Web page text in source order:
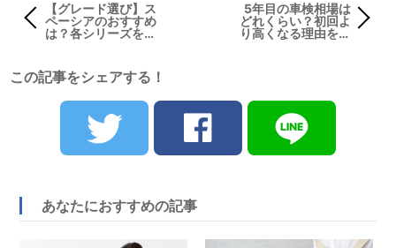
【グレード選び】ス
ペーシアのおすすめ
は？各シリーズを徹
5年目の車検相場は
どれくらい？初回よ
り高くなる理由を解
この記事をシェアする！
あなたにおすすめの記事